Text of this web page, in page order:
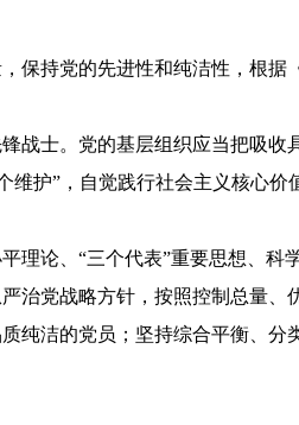
保持党的先进性和纯洁性，根据
士。党的基层组织应当把吸收
维护”，自觉践行社会主义核心
论、“三个代表”重要思想、科
治党战略方针，按照控制总量
纯洁的党员；坚持综合平衡、